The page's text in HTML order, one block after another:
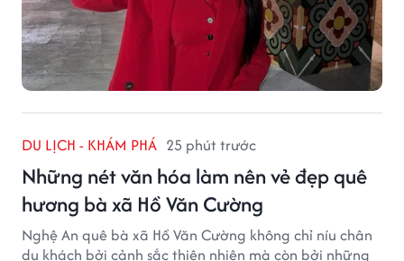
DU LỊCH - KHÁM PHÁ 25 phút trước
Những nét văn hóa làm nên vẻ đẹp quê
hương bà xã Hồ Văn Cường
Nghệ An quê bà xã Hồ Văn Cường không chỉ níu chân
du khách bởi cảnh sắc thiên nhiên mà còn bởi những